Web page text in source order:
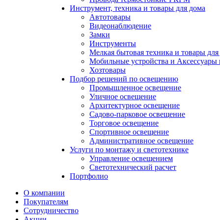
Инструмент, техника и товары для дома
Автотовары
Видеонаблюдение
Замки
Инструменты
Мелкая бытовая техника и товары для
Мобильные устройства и Аксессуары
Хозтовары
Подбор решений по освещению
Промышленное освещение
Уличное освещение
Архитектурное освещение
Садово-парковое освещение
Торговое освещение
Спортивное освещение
Административное освещение
Услуги по монтажу и светотехнике
Управление освещением
Светотехнический расчет
Портфолио
О компании
Покупателям
Сотрудничество